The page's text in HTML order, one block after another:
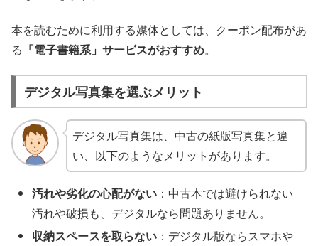
本を読むために利用する媒体としては、クーポン配布があ
る 「電子書籍系」サービスがおすすめ。
デジタル写真集を選ぶメリット
デジタル写真集は、中古の紙版写真集と違
い、以下のようなメリットがあります。
汚れや劣化の心配がない ：中古本では避けられない
汚れや破損も、デジタルなら問題ありません。
収納スペースを取らない ：デジタル版ならスマホや